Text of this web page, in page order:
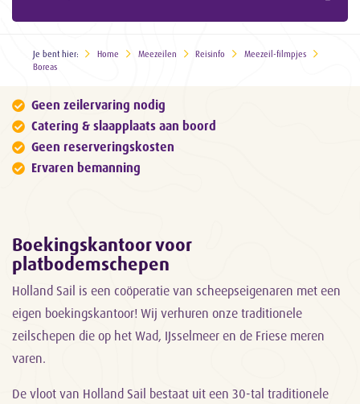
Je bent hier: Home Meezeilen Reisinfo
Meezeil-filmpjes
Boreas
Geen zeilervaring nodig
Catering & slaapplaats aan boord
Geen reserveringskosten
Ervaren bemanning
Boekingskantoor voor
platbodemschepen
Holland Sail is een coöperatie van scheepseigenaren met een
eigen boekingskantoor! Wij verhuren onze traditionele
zeilschepen die op het Wad, IJsselmeer en de Friese meren
varen.
De vloot van Holland Sail bestaat uit een 30-tal traditionele